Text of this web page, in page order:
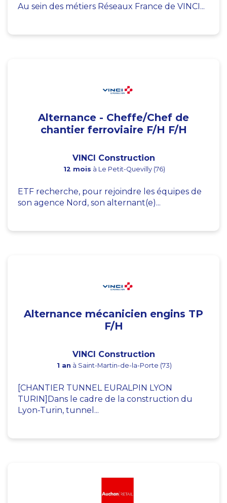
Au sein des métiers Réseaux France de VINCI...
Alternance - Cheffe/Chef de
chantier ferroviaire F/H F/H
VINCI Construction
12 mois à Le Petit-Quevilly (76)
ETF recherche, pour rejoindre les équipes de
son agence Nord, son alternant(e)...
Alternance mécanicien engins TP
F/H
VINCI Construction
1 an à Saint-Martin-de-la-Porte (73)
[CHANTIER TUNNEL EURALPIN LYON
TURIN]Dans le cadre de la construction du
Lyon-Turin, tunnel...